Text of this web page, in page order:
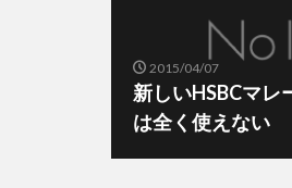
2015/04/07
新しいHSBCマレ
は全く使えない